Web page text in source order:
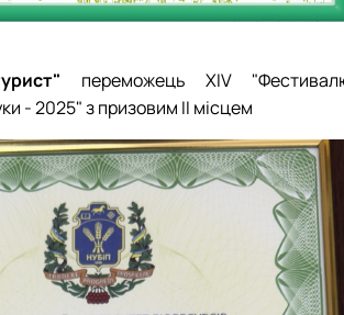
переможець ХIV
- 2025" з призовим II місцем